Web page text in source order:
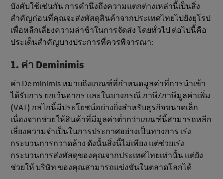
บังคับใช้เช่นกัน การคํานึงถึงความแตกต่างเหล่านี้เป็นสิ่ง
สําคัญก่อนที่คุณจะส่งพัสดุสินค้าจากประเทศไทยไปยังยุโรป
เพื่อหลีกเลี่ยงความล่าช้าในการจัดส่ง โดยทั่วไป ต่อไปนี้คือ
ประเด็นสําคัญบางประการที่ควรพิจารณา:
1. ค่า Deminimis
ค่า De minimis หมายถึงเกณฑ์ที่กําหนดมูลค่าที่การนําเข้า
ได้รับการ ยกเว้นอากร และในบางกรณี ภาษี/ภาษีมูลค่าเพิ่ม
(VAT) กลไกนี้มีประโยชน์อย่างยิ่งสําหรับธุรกิจขนาดเล็ก
เนื่องจากช่วยให้สินค้าที่มีมูลค่าต่ํากว่าเกณฑ์นี้สามารถหลีก
เลี่ยงความจําเป็นในการประกาศอย่างเป็นทางการ เร่ง
กระบวนการกวาดล้าง ดังนั้นสิ่งนี้ไม่เพียง แต่ช่วยเร่ง
กระบวนการส่งพัสดุของคุณจากประเทศไทยเท่านั้น แต่ยัง
ช่วยให้ บริษัท ของคุณสามารถแข่งขันในตลาดโลกได้